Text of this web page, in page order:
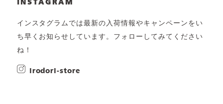
INSTAGRAM
インスタグラムでは最新の入荷情報やキャンペーンをい
ち早くお知らせしています。フォローしてみてください
ね！
irodori-store